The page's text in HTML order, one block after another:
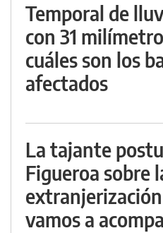
Temporal de
con 31
cuáles son los
afectados
La tajante
Figueroa sobre
vamos a